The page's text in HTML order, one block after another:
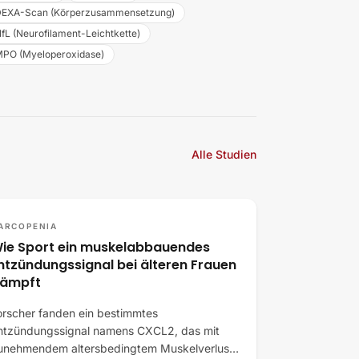
Scan (Körperzusammensetzung)
(Neurofilament-Leichtkette)
(Myeloperoxidase)
Alle Studien
Sport ein muskelabbauendes
bei älteren Frauen
fanden ein bestimmtes
namens CXCL2, das mit
altersbedingtem Muskelverlust